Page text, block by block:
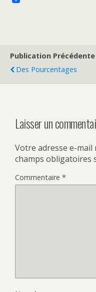
Publication Précédente
Des Pourcentages
Laisser un
Votre adresse e-mail
champs obligatoires
Commentaire *